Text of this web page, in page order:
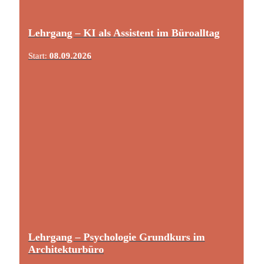
Lehrgang – KI als Assistent im Büroalltag
Start: 08.09.2026
Lehrgang – Psychologie Grundkurs im
Architekturbüro